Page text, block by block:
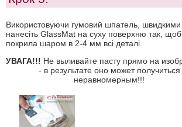
Використовуючи гумовий шпатель,
нанесіть GlassMat на суху поверхню так,
покрила шаром в 2-4 мм всі деталі.
УВАГА!!! Не выливайте пасту прямо на
- в результате оно может получиться
неравномерным!!!